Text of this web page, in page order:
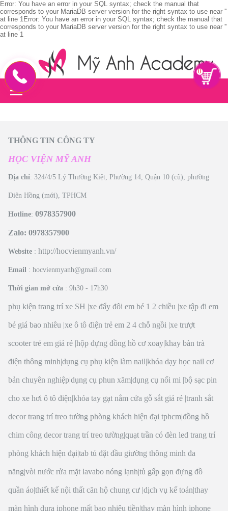
Error: You have an error in your SQL syntax; check the manual that
corresponds to your MariaDB server version for the right syntax to use near ''
at line 1Error: You have an error in your SQL syntax; check the manual that
corresponds to your MariaDB server version for the right syntax to use near ''
at line 1
0
THÔNG TIN CÔNG TY
HỌC VIỆN MỸ ANH
Địa chỉ: 324/4/5 Lý Thường Kiệt, Phường 14, Quận 10 (cũ), phường
Diên Hồng (mới), TPHCM
Hotline:0978357900
Zalo: 0978357900
Website :http://hocvienmyanh.vn/
Email : hocvienmyanh@gmail.com
Thời gian mở cửa : 9h30 - 17h30
phụ kiện trang trí xe SH |xe đẩy đôi em bé 1 2 chiều |xe tập đi em
bé giá bao nhiêu |xe ô tô điện trẻ em 2 4 chỗ ngồi |xe trượt
scooter trẻ em giá rẻ |hộp đựng đồng hồ cơ xoay|khay bàn trà
điện thông minh|dụng cụ phụ kiện làm nail|khóa dạy học nail cơ
bản chuyên nghiệp|dụng cụ phun xăm|dụng cụ nối mi |bộ sạc pin
cho xe hơi ô tô điện|khóa tay gạt nắm cửa gỗ sắt giá rẻ |tranh sắt
decor trang trí treo tường phòng khách hiện đại tphcm|đồng hồ
chim công decor trang trí treo tường|quạt trần có đèn led trang trí
phòng khách hiện đại|tab tủ đặt đầu giường thông minh đa
năng|vòi nước rửa mặt lavabo nóng lạnh|tủ gấp gọn đựng đồ
quần áo|thiết kế nội thất căn hộ chung cư |dịch vụ kế toán|thay
màn hình dura iphone mất bao nhiêu tiền|thay màn hình iphone